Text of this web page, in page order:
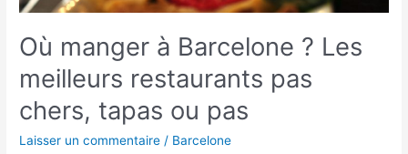
Où manger à Barcelone ? Les
meilleurs restaurants pas
chers, tapas ou pas
Laisser un commentaire / Barcelone